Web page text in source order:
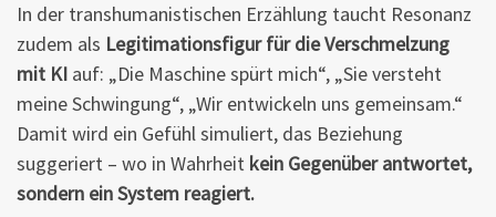
In der transhumanistischen Erzählung taucht Resonanz
zudem als Legitimationsfigur für die Verschmelzung
mit KI auf: „Die Maschine spürt mich“, „Sie versteht
meine Schwingung“, „Wir entwickeln uns gemeinsam.“
Damit wird ein Gefühl simuliert, das Beziehung
suggeriert – wo in Wahrheit kein Gegenüber antwortet,
sondern ein System reagiert.